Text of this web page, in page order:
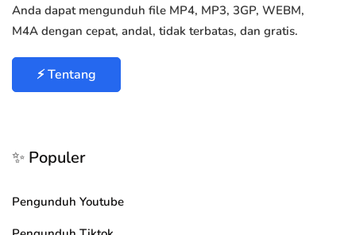
Anda dapat mengunduh file MP4, MP3, 3GP, WEBM,
M4A dengan cepat, andal, tidak terbatas, dan gratis.
⚡ Tentang
✨ Populer
Pengunduh Youtube